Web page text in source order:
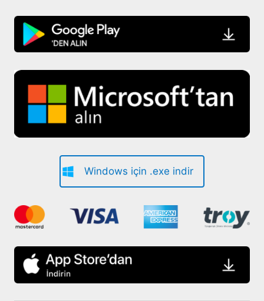
Windows için .exe indir